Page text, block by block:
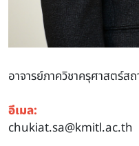
อาจารย์ภาควิชาครุศาสตร์
อีเมล:
chukiat.sa@kmitl.ac.th